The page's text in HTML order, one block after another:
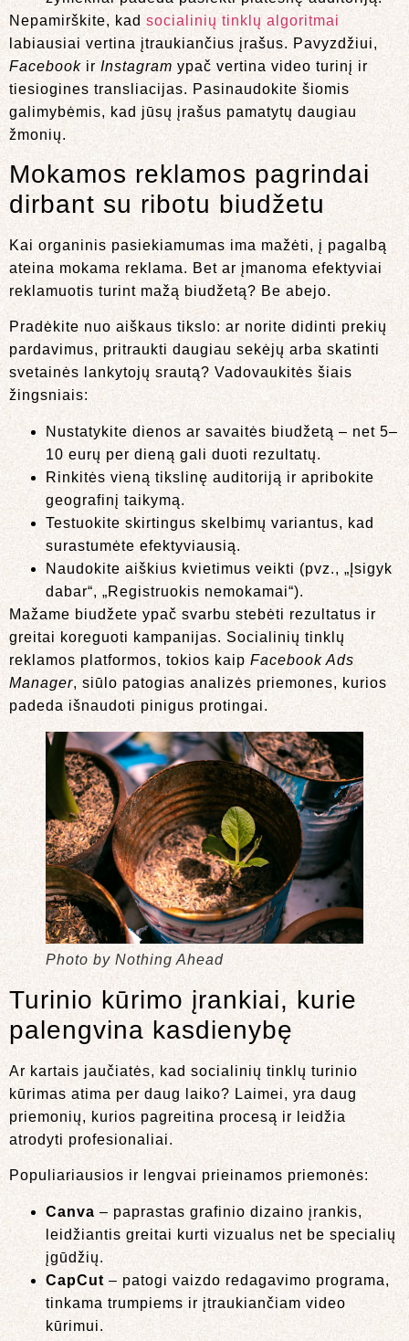
Nepamirškite, kad socialinių tinklų algoritmai
labiausiai vertina įtraukiančius įrašus. Pavyzdžiui,
Facebook ir Instagram ypač vertina video turinį ir
tiesiogines transliacijas. Pasinaudokite šiomis
galimybėmis, kad jūsų įrašus pamatytų daugiau
žmonių.
Mokamos reklamos pagrindai
dirbant su ribotu biudžetu
Kai organinis pasiekiamumas ima mažėti, į pagalbą
ateina mokama reklama. Bet ar įmanoma efektyviai
reklamuotis turint mažą biudžetą? Be abejo.
Pradėkite nuo aiškaus tikslo: ar norite didinti prekių
pardavimus, pritraukti daugiau sekėjų arba skatinti
svetainės lankytojų srautą? Vadovaukitės šiais
žingsniais:
Nustatykite dienos ar savaitės biudžetą – net 5–
10 eurų per dieną gali duoti rezultatų.
Rinkitės vieną tikslinę auditoriją ir apribokite
geografinį taikymą.
Testuokite skirtingus skelbimų variantus, kad
surastumėte efektyviausią.
Naudokite aiškius kvietimus veikti (pvz., „Įsigyk
dabar“, „Registruokis nemokamai“).
Mažame biudžete ypač svarbu stebėti rezultatus ir
greitai koreguoti kampanijas. Socialinių tinklų
reklamos platformos, tokios kaip Facebook Ads
Manager, siūlo patogias analizės priemones, kurios
padeda išnaudoti pinigus protingai.
Photo by Nothing Ahead
Turinio kūrimo įrankiai, kurie
palengvina kasdienybę
Ar kartais jaučiatės, kad socialinių tinklų turinio
kūrimas atima per daug laiko? Laimei, yra daug
priemonių, kurios pagreitina procesą ir leidžia
atrodyti profesionaliai.
Populiariausios ir lengvai prieinamos priemonės:
Canva – paprastas grafinio dizaino įrankis,
leidžiantis greitai kurti vizualus net be specialių
įgūdžių.
CapCut – patogi vaizdo redagavimo programa,
tinkama trumpiems ir įtraukiančiam video
kūrimui.